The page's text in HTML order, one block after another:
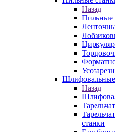
Назад
Пильные
Шлифовальные
Назад
станки